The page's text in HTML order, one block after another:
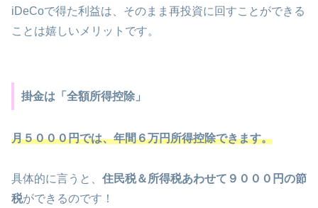
iDeCoで得た利益は、そのまま再投資に回すことができる
ことは嬉しいメリットです。
掛金は「全額所得控除」
月５０００円では、年間６万円所得控除できます。
具体的に言うと、 住民税＆所得税あわせて９０００円の節
税ができるのです！